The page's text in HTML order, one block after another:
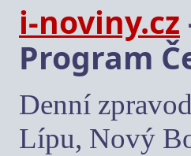
i-noviny.cz
Program
Denní
Lípu, Nový